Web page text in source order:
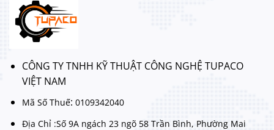
CÔNG TY TNHH KỸ THUẬT CÔNG NGHỆ TUPACO
VIỆT NAM
Mã Số Thuế: 0109342040
Địa Chỉ :Số 9A ngách 23 ngõ 58 Trần Bình, Phường Mai